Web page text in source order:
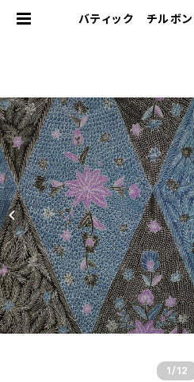
バティック チルボ
1 /12